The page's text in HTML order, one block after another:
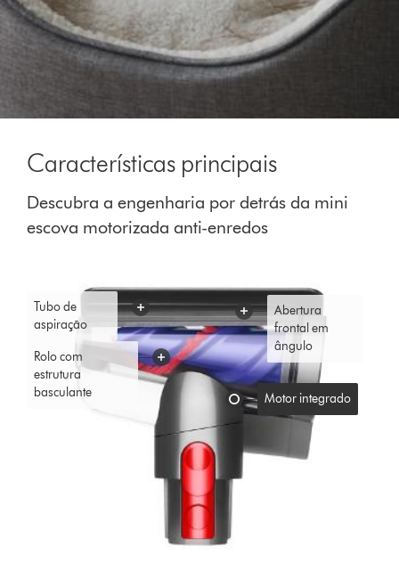
Características principais
Descubra a engenharia por detrás da mini
escova motorizada anti-enredos
Tubo de
aspiração
Abertura
frontal em
ângulo
Rolo com
estrutura
basculante
Motor integrado